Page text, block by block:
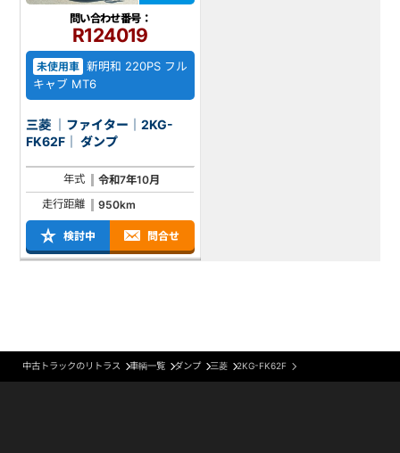
問い合わせ番号：
R124019
未使用車 新明和 220PS フル
キャブ MT6
三菱 ｜ファイター｜2KG-
FK62F｜ ダンプ
年式
令和7年10月
走行距離
950km
検討中 問合せ
中古トラックのリトラス 車輌一覧 ダンプ 三菱 2KG-FK62F